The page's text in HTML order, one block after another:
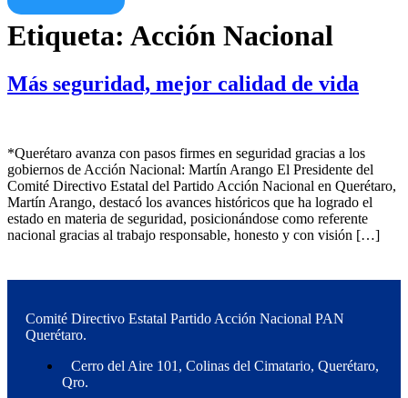
Etiqueta: Acción Nacional
Más seguridad, mejor calidad de vida
*Querétaro avanza con pasos firmes en seguridad gracias a los
gobiernos de Acción Nacional: Martín Arango El Presidente del
Comité Directivo Estatal del Partido Acción Nacional en Querétaro,
Martín Arango, destacó los avances históricos que ha logrado el
estado en materia de seguridad, posicionándose como referente
nacional gracias al trabajo responsable, honesto y con visión […]
Comité Directivo Estatal Partido Acción Nacional PAN
Querétaro.
Cerro del Aire 101, Colinas del Cimatario, Querétaro,
Qro.